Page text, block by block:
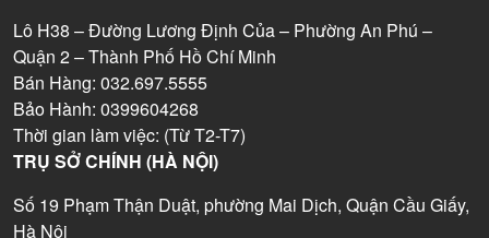
Lô H38 – Đường Lương Định Của – Phường An Phú –
Quận 2 – Thành Phố Hồ Chí Minh
Bán Hàng: 032.697.5555
Bảo Hành: 0399604268
Thời gian làm việc: (Từ T2-T7)
TRỤ SỞ CHÍNH (HÀ NỘI)
Số 19 Phạm Thận Duật, phường Mai Dịch, Quận Cầu Giấy,
Hà Nội